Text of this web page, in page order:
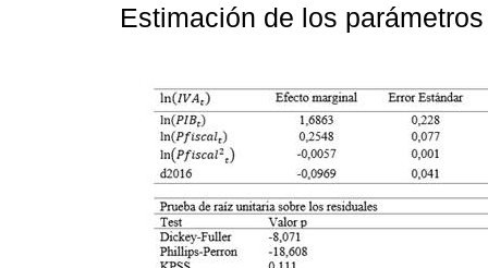
Estimación de los